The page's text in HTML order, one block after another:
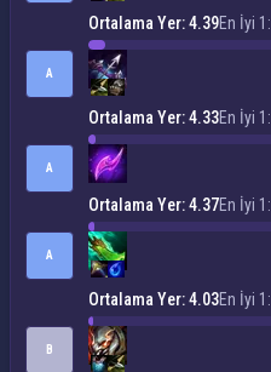
Ortalama Yer: 4.39En İyi 1:
A
Ortalama Yer: 4.33En İyi 1:
A
Ortalama Yer: 4.37En İyi 1:
A
Ortalama Yer: 4.03En İyi 1:
B